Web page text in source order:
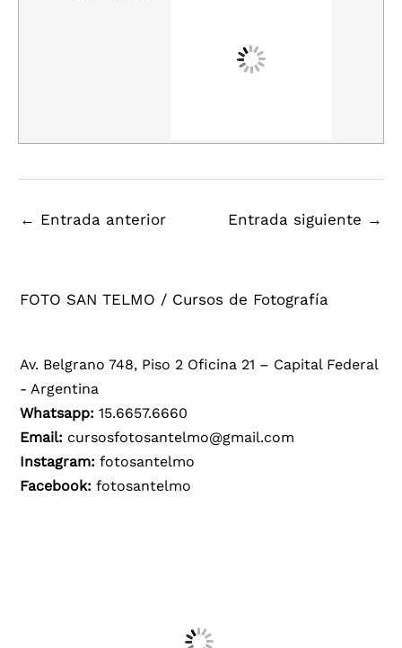
← Entrada anterior Entrada siguiente →
FOTO SAN TELMO / Cursos de Fotografía
Av. Belgrano 748, Piso 2 Oficina 21 – Capital Federal
- Argentina
Whatsapp:15.6657.6660
Email: cursosfotosantelmo@gmail.com
Instagram: fotosantelmo
Facebook: fotosantelmo